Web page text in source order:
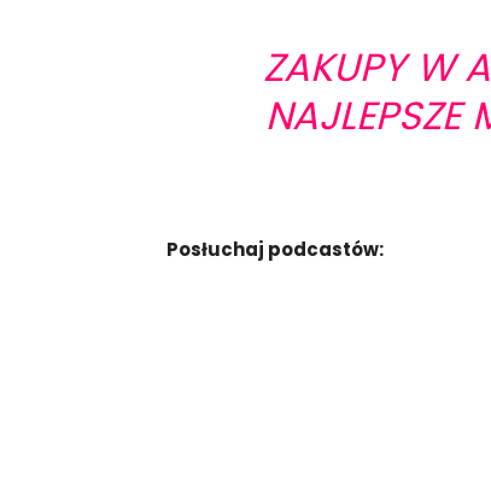
ZAKUPY W
Posłuchaj podcastów: